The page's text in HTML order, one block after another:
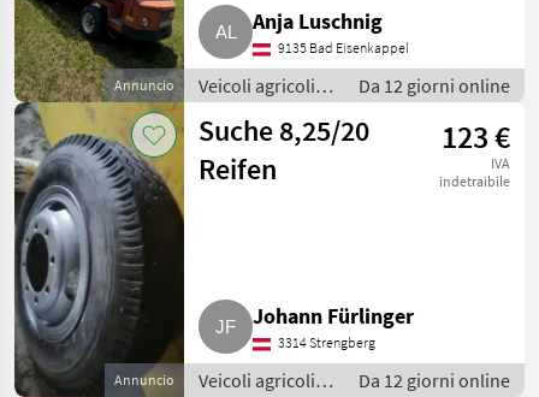
Annuncio
Anja Luschnig
9135 Bad Eisenkappel
Veicoli agricoli a
motore / Carri a
motore
Da 12 giorni online
Annuncio
Suche 8,25/20
Reifen
123 €
IVA
indetraibile
Johann Fürlinger
3314 Strengberg
Veicoli agricoli a
Da 12 giorni online